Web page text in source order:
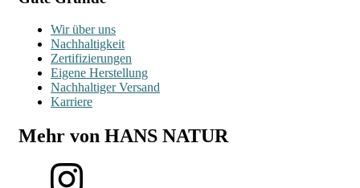
Wir über uns
Nachhaltigkeit
Zertifizierungen
Eigene Herstellung
Nachhaltiger Versand
Karriere
Mehr von HANS NATUR